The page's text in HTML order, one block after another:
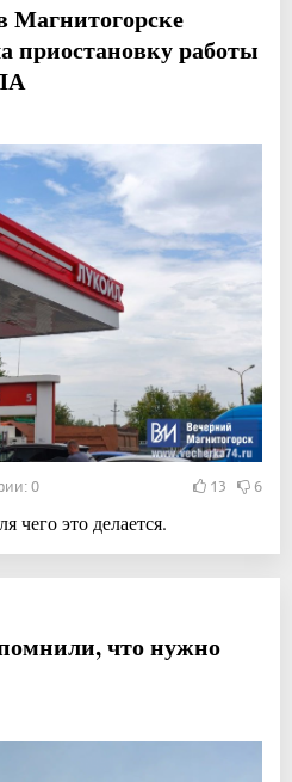
Магнитогорске
приостановку работы
0 13 6
чего это делается.
что нужно